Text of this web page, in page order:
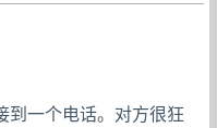
到一个电话。对方很狂